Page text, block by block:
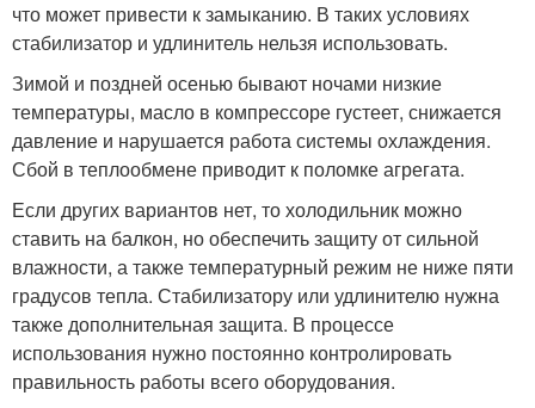
что может привести к замыканию. В таких условиях
стабилизатор и удлинитель нельзя использовать.
Зимой и поздней осенью бывают ночами низкие
температуры, масло в компрессоре густеет, снижается
давление и нарушается работа системы охлаждения.
Сбой в теплообмене приводит к поломке агрегата.
Если других вариантов нет, то холодильник можно
ставить на балкон, но обеспечить защиту от сильной
влажности, а также температурный режим не ниже пяти
градусов тепла. Стабилизатору или удлинителю нужна
также дополнительная защита. В процессе
использования нужно постоянно контролировать
правильность работы всего оборудования.